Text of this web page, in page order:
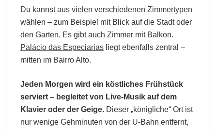
Du kannst aus vielen verschiedenen Zimmertypen
wählen – zum Beispiel mit Blick auf die Stadt oder
den Garten. Es gibt auch Zimmer mit Balkon.
Palácio das Especiarias liegt ebenfalls zentral –
mitten im Bairro Alto.
Jeden Morgen wird ein köstliches Frühstück
serviert – begleitet von Live-Musik auf dem
Klavier oder der Geige. Dieser „königliche“ Ort ist
nur wenige Gehminuten von der U-Bahn entfernt,